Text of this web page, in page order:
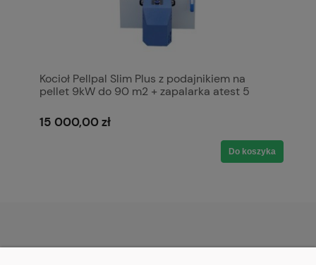
Kocioł Pellpal Slim Plus z podajnikiem na
pellet 9kW do 90 m2 + zapalarka atest 5
Pleszew
15 000,00 zł
Do koszyka